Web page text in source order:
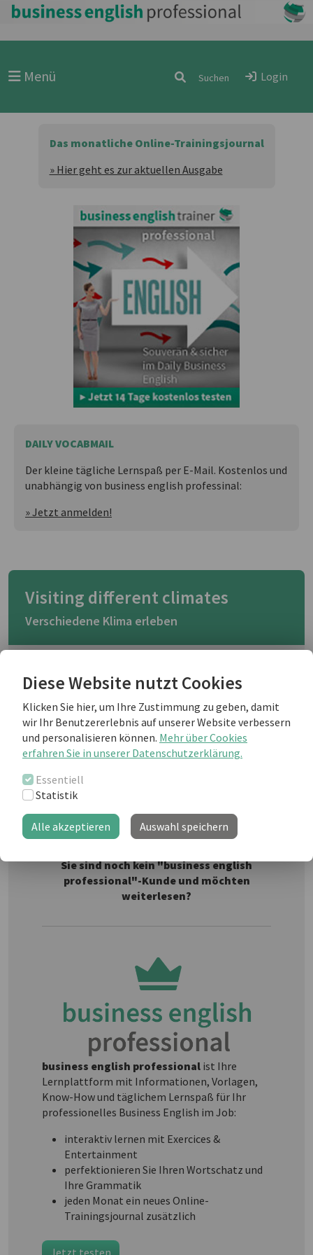
Diese Website nutzt Cookies
Klicken Sie hier, um Ihre Zustimmung zu geben, damit
wir Ihr Benutzererlebnis auf unserer Website verbessern
und personalisieren können. Mehr über Cookies
erfahren Sie in unserer Datenschutzerklärung.
Essentiell
Statistik
Alle akzeptieren Auswahl speichern
Menü Login
Das monatliche Online-Trainingsjournal
» Hier geht es zur aktuellen Ausgabe
DAILY VOCABMAIL
Der kleine tägliche Lernspaß per E-Mail. Kostenlos und
unabhängig von business english professinal:
» Jetzt anmelden!
Visiting different climates
Verschiedene Klima erleben
Fotolia
others do not. What happens when
these two beliefs meet and clash?
Read the transcript of a conversation
bet-ween two business people at a
conference...
Sie sind noch kein "business english
professional"-Kunde und möchten
weiterlesen?
business english professional ist Ihre
Lernplattform mit Informationen, Vorlagen,
Know-How und täglichem Lernspaß für Ihr
professionelles Business English im Job:
interaktiv lernen mit Exercices &
Entertainment
perfektionieren Sie Ihren Wortschatz und
Ihre Grammatik
jeden Monat ein neues Online-
Trainingsjournal zusätzlich
Jetzt testen